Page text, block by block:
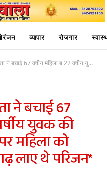
व्यापार रोजगार
ब 22 वर्षीय युवक की जान, भाई की सलाह पर महिला को गंभीर हालत में मनेंद्रगढ़ लाए थे परिजन*
ने बचाई 67
युवक की
महिला को
लाए थे परिजन*